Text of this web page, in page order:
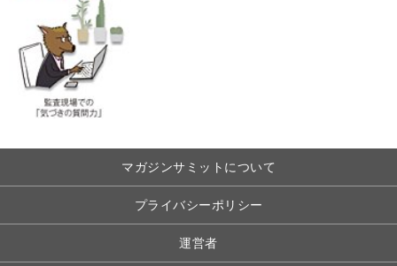
マガジンサミットについて
プライバシーポリシー
運営者